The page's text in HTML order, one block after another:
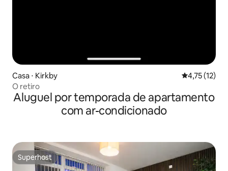
Casa ⋅ Kirkby 4,75 de uma
4,75 (12)
O retiro
Aluguel por temporada de apartamento
com ar-condicionado
Superhost
Superhost